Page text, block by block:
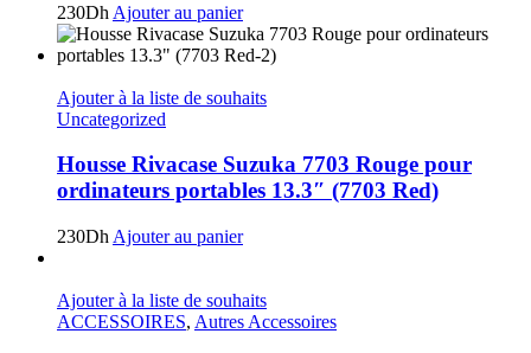
230Dh Ajouter au panier
Ajouter à la liste de souhaits
Uncategorized
Housse Rivacase Suzuka 7703 Rouge pour
ordinateurs portables 13.3″ (7703 Red)
230Dh Ajouter au panier
Ajouter à la liste de souhaits
ACCESSOIRES, Autres Accessoires